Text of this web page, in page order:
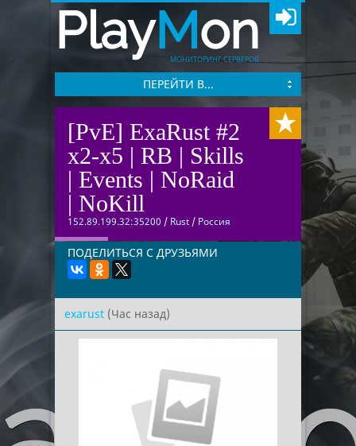
PlayMon
МОНИТОРИНГ СЕРВЕРОВ
ПЕРЕЙТИ В...
[PvE] ExaRust #2
x2-x5 | RB | Skills
| Events | NoRaid
| NoKill
152.89.199.32:35200 / Rust / Россия
ПОДЕЛИТЬСЯ С ДРУЗЬЯМИ
exarust (Час назад)